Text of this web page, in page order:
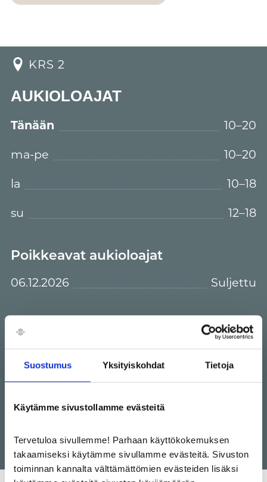
Suostumus Yksityiskohdat Tietoja
Käytämme sivustollamme evästeitä
Tervetuloa sivullemme! Parhaan käyttökokemuksen
takaamiseksi käytämme sivullamme evästeitä. Sivuston
toiminnan kannalta välttämättömien evästeiden lisäksi
KRS 2
AUKIOLOAJAT
Tänään
10–20
ma-pe
10–20
la
10–18
su
12–18
Poikkeavat aukioloajat
06.12.2026 Suljettu
p22@cubus.com